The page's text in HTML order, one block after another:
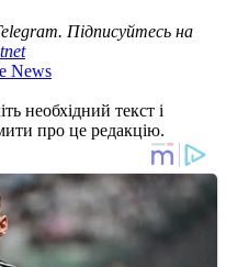
Підписуйтесь на
News
необхідний текст і
про це редакцію.